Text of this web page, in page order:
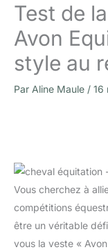
Test de
Avon
style au
Par Aline Maule / 16
Vous cherchez à
compétitions
être un véritable
vous la veste «